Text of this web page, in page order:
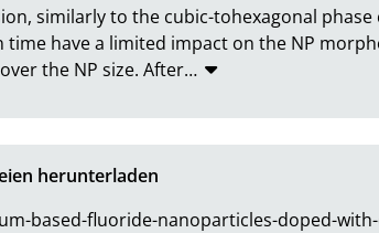
similarly to the cubic-tohexagonal phase
time have a limited impact on the NP
the NP size. After…
herunterladen
based-fluoride-nanoparticles-doped-